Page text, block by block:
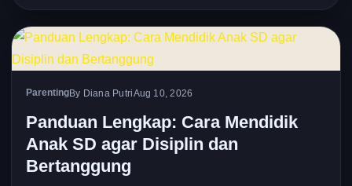
ParentingBy Diana PutriAug 10, 2026
Panduan Lengkap: Cara Mendidik
Anak SD agar Disiplin dan
Bertanggung